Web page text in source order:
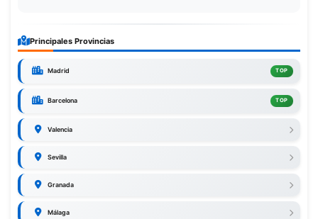
Principales Provincias
Madrid TOP
Barcelona TOP
Valencia
Sevilla
Granada
Málaga